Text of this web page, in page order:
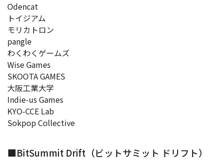
Odencat
トイジアム
モリカトロン
pangle
わくわくゲームズ
Wise Games
SKOOTA GAMES
大阪工業大学
Indie-us Games
KYO-CCE Lab
Sokpop Collective
■BitSummit Drift（ビットサミット ドリフト）